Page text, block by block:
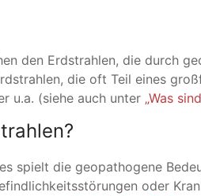
den Erdstrahlen, die durch
die oft Teil eines
u.a. (siehe auch unter „Was
spielt die geopathogene
oder